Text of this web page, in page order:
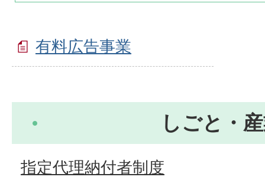
有料広告事業
しごと・
指定代理納付者制度